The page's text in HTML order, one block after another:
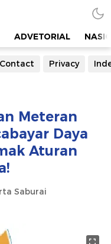
ADVETORIAL
Contact Privacy
Meteran
Daya
Aturan
Saburai